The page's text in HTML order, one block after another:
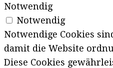
Notwendig
Notwendig
Notwendige Cookies
damit die Website
Diese Cookies